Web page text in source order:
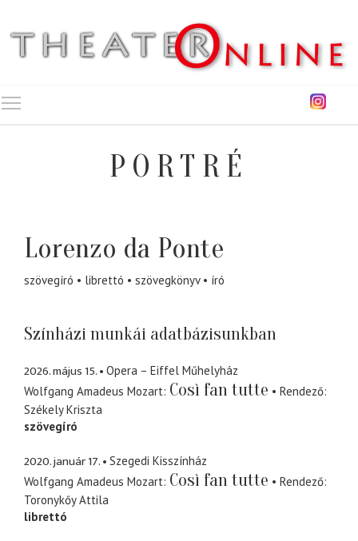
PORTRÉ
Lorenzo da Ponte
szövegíró librettó szövegkönyv író
Színházi munkái adatbázisunkban
2026. május 15.
Opera – Eiffel Műhelyház
Wolfgang Amadeus Mozart Così fan tutte
Rendező
Székely Kriszta
szövegíró
2020. január 17.
Szegedi Kisszínház
Wolfgang Amadeus Mozart Così fan tutte
Rendező
Toronykőy Attila
librettó